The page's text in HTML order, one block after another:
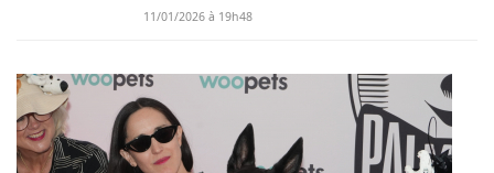
11/01/2026 à 19h48